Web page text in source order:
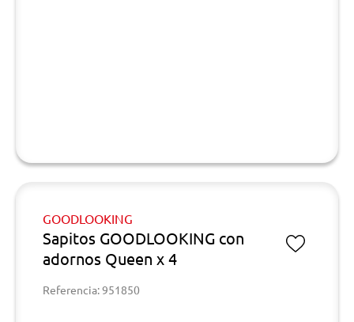
GOODLOOKING
Sapitos GOODLOOKING con
adornos Queen x 4
Referencia: 951850